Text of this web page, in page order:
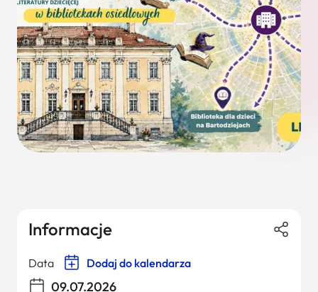
Informacje
Data Dodaj do kalendarza
09.07.2026